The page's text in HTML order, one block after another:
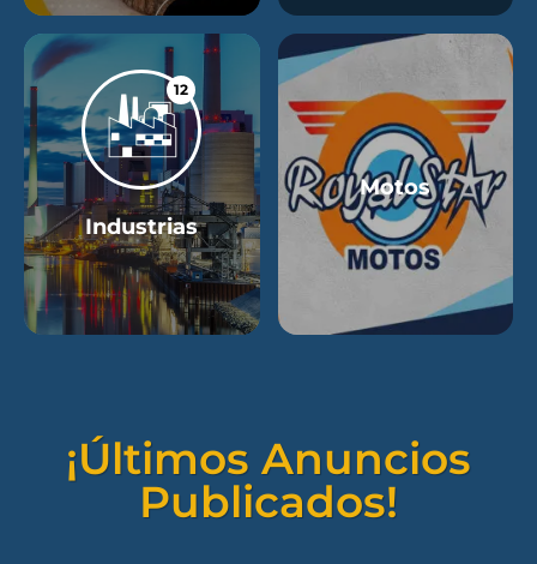
12
Industrias
Motos
¡Últimos Anuncios
Publicados!